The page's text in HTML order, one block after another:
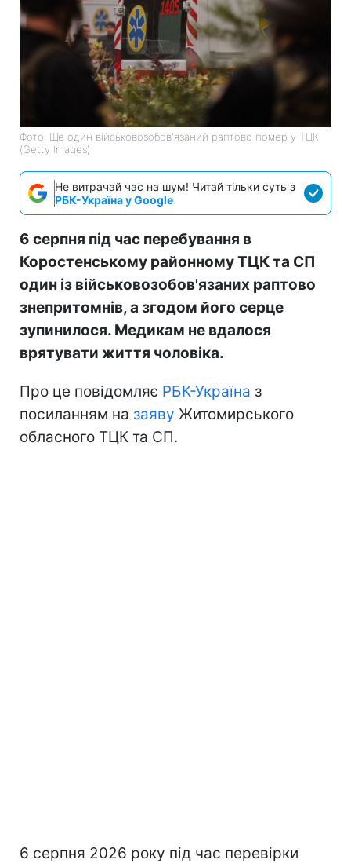
Фото: Ще один військовозобов'язаний раптово помер у ТЦК
(Getty Images)
Не витрачай час на шум! Читай тільки суть з
РБК-Україна у Google
6 серпня під час перебування в
Коростенському районному ТЦК та СП
один із військовозобов'язаних раптово
знепритомнів, а згодом його серце
зупинилося. Медикам не вдалося
врятувати життя чоловіка.
Про це повідомляє РБК-Україна з
посиланням на заяву Житомирського
обласного ТЦК та СП.
6 серпня 2026 року під час перевірки